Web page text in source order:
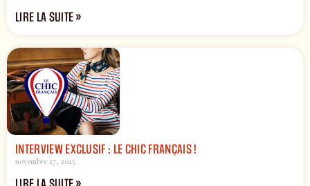
LIRE LA SUITE »
INTERVIEW EXCLUSIF : LE CHIC FRANÇAIS !
novembre 27, 2025